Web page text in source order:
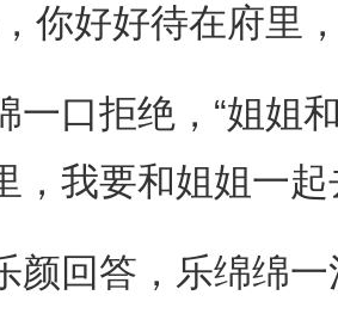
好好待在府里，
口拒绝，“姐姐和
，我要和姐姐一起
回答，乐绵绵一